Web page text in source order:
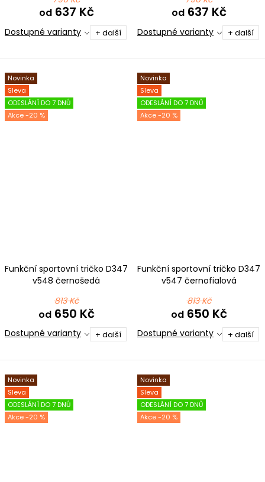
od637 Kč
Dostupné varianty + další
od637 Kč
Dostupné varianty + další
Novinka
Sleva
ODESLÁNÍ DO 7 DNŮ
-20 %
Funkční sportovní tričko D347
v548 černošedá
813 Kč
od650 Kč
Dostupné varianty + další
Novinka
Sleva
ODESLÁNÍ DO 7 DNŮ
-20 %
Funkční sportovní tričko D347
v547 černofialová
813 Kč
od650 Kč
Dostupné varianty + další
Novinka
Sleva
ODESLÁNÍ DO 7 DNŮ
-20 %
Novinka
Sleva
ODESLÁNÍ DO 7 DNŮ
-20 %